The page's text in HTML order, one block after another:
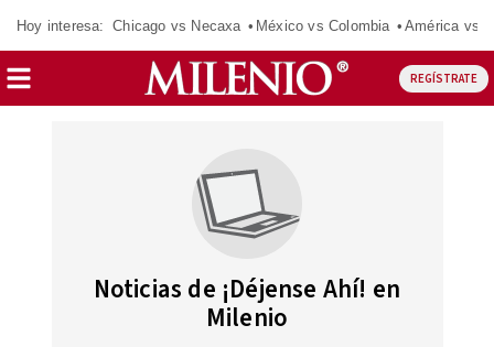
Hoy interesa: Chicago vs Necaxa México vs Colombia América vs
REGÍSTRATE
Noticias de ¡Déjense Ahí! en
Milenio